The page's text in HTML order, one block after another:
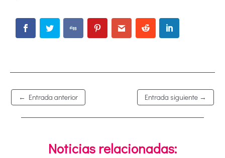
← Entrada anterior Entrada siguiente →
Noticias relacionadas: